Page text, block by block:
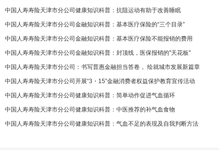
中国人寿寿险天津市分公司健康知识科普：抗阻运动有助于改善睡眠
中国人寿寿险天津市分公司金融知识科普：基本医疗保险的“三个目录”
中国人寿寿险天津市分公司金融知识科普：基本医疗保险不能报销的费用
中国人寿寿险天津市分公司金融知识科普：封顶线，医保报销的"天花板"
中国人寿寿险天津市分公司：书写普惠金融担当答卷， 绘就城市发展新篇章
中国人寿寿险天津市分公司开展“3・15”金融消费者权益保护教育宣传活动
中国人寿寿险天津市分公司健康知识科普：简单动作促进气血循环
中国人寿寿险天津市分公司健康知识科普：中医推荐的补气血食物
中国人寿寿险天津市分公司健康知识科普：气血不足的表现及自我判断方法